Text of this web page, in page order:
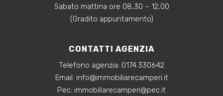
Sabato mattina ore 08,30 – 12,00
(Gradito appuntamento)
CONTATTI AGENZIA
Telefono agenzia: 0174.330642
‍Email: info@immobiliarecamperi.it
‍Pec: immobiliarecamperi@pec.it